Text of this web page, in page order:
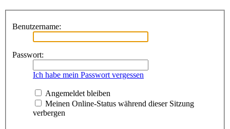
Benutzername:
Passwort:
Ich habe mein Passwort vergessen
Angemeldet bleiben
Meinen Online-Status während dieser Sitzung
verbergen